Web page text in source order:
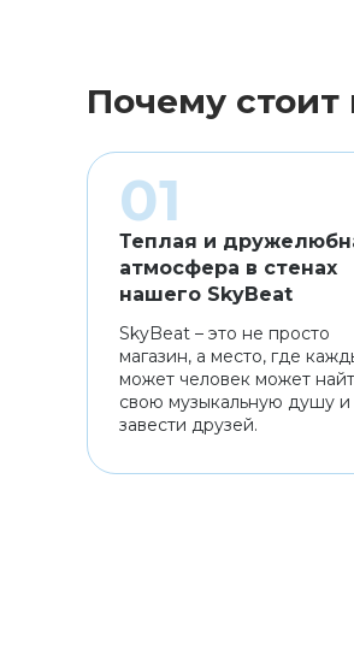
Почему стоит
Теплая и
атмосфера в стенах
нашего SkyBeat
SkyBeat – это не просто
магазин, а место, где
может человек может
свою музыкальную душу и
завести друзей.